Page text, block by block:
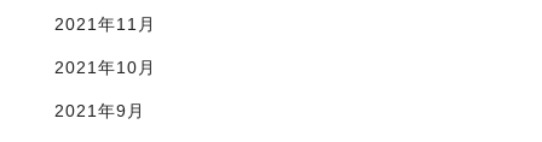
2021年11月
2021年10月
2021年9月